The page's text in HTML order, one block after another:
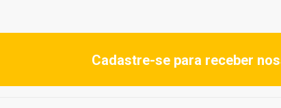
Cadastre-se para receber